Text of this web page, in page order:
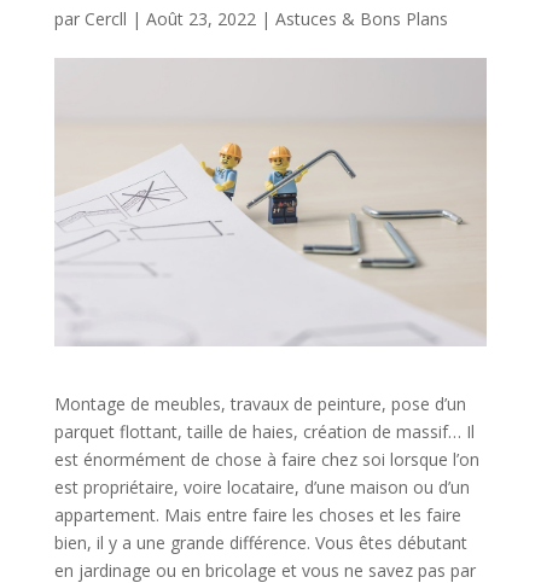
par Cercll | Août 23, 2022| Astuces & Bons Plans
Montage de meubles, travaux de peinture, pose d’un
parquet flottant, taille de haies, création de massif… Il
est énormément de chose à faire chez soi lorsque l’on
est propriétaire, voire locataire, d’une maison ou d’un
appartement. Mais entre faire les choses et les faire
bien, il y a une grande différence. Vous êtes débutant
en jardinage ou en bricolage et vous ne savez pas par